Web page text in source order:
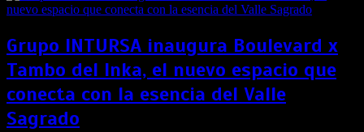
Grupo INTURSA inaugura Boulevard x
Tambo del Inka, el nuevo espacio que
conecta con la esencia del Valle
Sagrado